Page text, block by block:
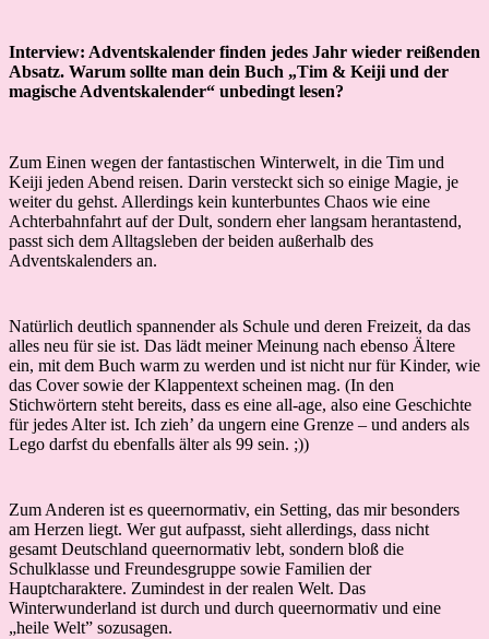
Interview: Adventskalender finden jedes Jahr wieder reißenden
Absatz. Warum sollte man dein Buch „Tim & Keiji und der
magische Adventskalender“ unbedingt lesen?
Zum Einen wegen der fantastischen Winterwelt, in die Tim und
Keiji jeden Abend reisen. Darin versteckt sich so einige Magie, je
weiter du gehst. Allerdings kein kunterbuntes Chaos wie eine
Achterbahnfahrt auf der Dult, sondern eher langsam herantastend,
passt sich dem Alltagsleben der beiden außerhalb des
Adventskalenders an.
Natürlich deutlich spannender als Schule und deren Freizeit, da das
alles neu für sie ist. Das lädt meiner Meinung nach ebenso Ältere
ein, mit dem Buch warm zu werden und ist nicht nur für Kinder, wie
das Cover sowie der Klappentext scheinen mag. (In den
Stichwörtern steht bereits, dass es eine all-age, also eine Geschichte
für jedes Alter ist. Ich zieh’ da ungern eine Grenze – und anders als
Lego darfst du ebenfalls älter als 99 sein. ;))
Zum Anderen ist es queernormativ, ein Setting, das mir besonders
am Herzen liegt. Wer gut aufpasst, sieht allerdings, dass nicht
gesamt Deutschland queernormativ lebt, sondern bloß die
Schulklasse und Freundesgruppe sowie Familien der
Hauptcharaktere. Zumindest in der realen Welt. Das
Winterwunderland ist durch und durch queernormativ und eine
„heile Welt” sozusagen.